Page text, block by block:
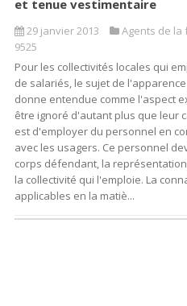
et tenue vestimentaire
29 janvier 2013
Agents de la
9525
Pour les collectivités locales qui
de salariés, le sujet de
donne entendue comme l'aspect
être ignoré d'autant plus que leur
est d'employer du personnel en
avec les usagers. Ce personnel
corps défendant, la
la collectivité qui l'emploie. La
applicables en la matiè...